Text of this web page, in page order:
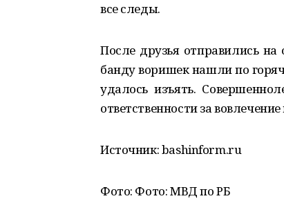
все следы.
После друзья отправились
банду воришек нашли по
удалось изъять.
ответственности за
Источник: bashinform.ru
Фото: Фото: МВД по РБ